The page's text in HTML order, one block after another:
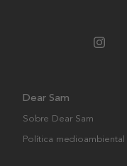
Dear Sam
Sobre Dear Sam
Política medioambiental